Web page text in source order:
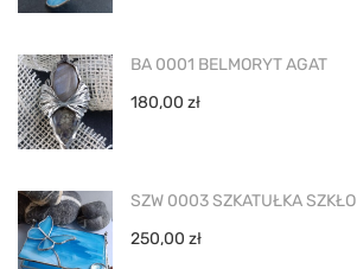
BA 0001 BELMORYT AGAT
180,00 zł
SZW 0003 SZKATUŁKA SZKŁO
250,00 zł